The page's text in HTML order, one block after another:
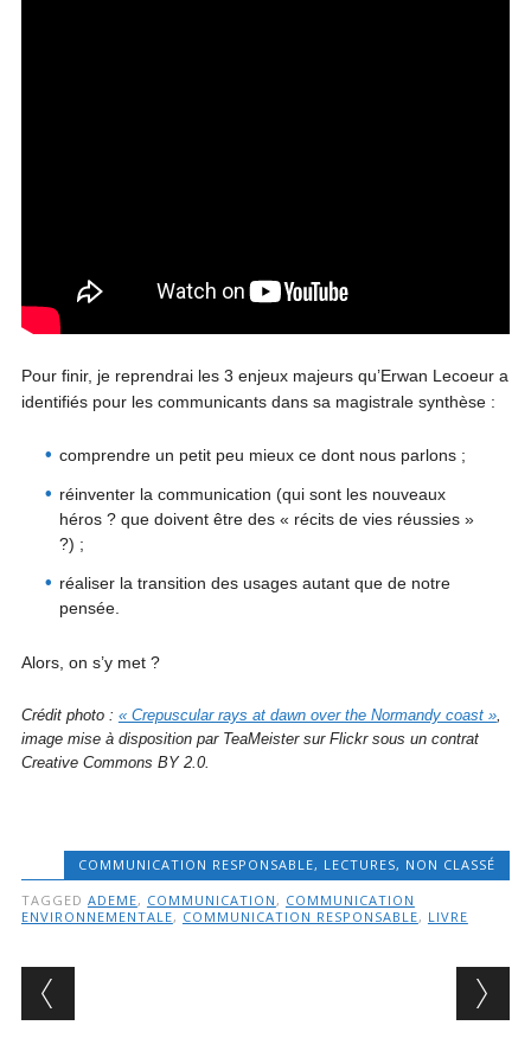
Pour finir, je reprendrai les 3 enjeux majeurs qu’Erwan Lecoeur a
identifiés pour les communicants dans sa magistrale synthèse :
comprendre un petit peu mieux ce dont nous parlons ;
réinventer la communication (qui sont les nouveaux
héros ? que doivent être des « récits de vies réussies »
?) ;
réaliser la transition des usages autant que de notre
pensée.
Alors, on s’y met ?
Crédit photo : « Crepuscular rays at dawn over the Normandy coast »,
image mise à disposition par TeaMeister sur Flickr sous un contrat
Creative Commons BY 2.0.
COMMUNICATION RESPONSABLE, LECTURES, NON CLASSÉ
TAGGED ADEME, COMMUNICATION , COMMUNICATION
ENVIRONNEMENTALE, COMMUNICATION RESPONSABLE, LIVRE
Post navigation